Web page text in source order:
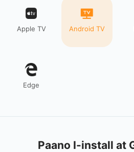
Apple TV Android TV
Edge
Paano I-install at